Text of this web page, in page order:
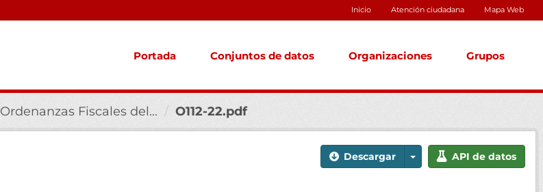
Inicio Atención ciudadana Mapa Web
Portada Conjuntos de datos Organizaciones Grupos
Ordenanzas Fiscales del... O112-22.pdf
Descargar API de datos